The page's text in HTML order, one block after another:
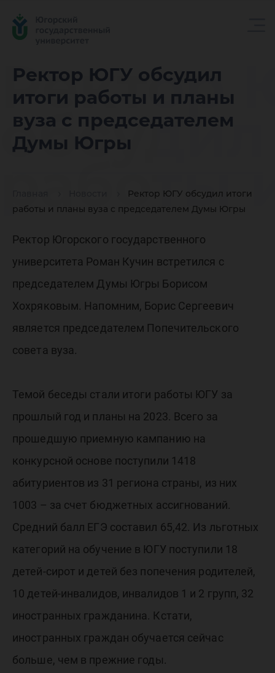
Ректор ЮГУ обсудил
итоги работы и планы
вуза с председателем
Думы Югры
Ректор ЮГУ обсудил итоги
работы и планы вуза с председателем Думы Югры
Ректор
работы
планы
Думы
Ректор Югорского государственного
университета Роман Кучин встретился с
председателем Думы Югры Борисом
Хохряковым. Напомним, Борис Сергеевич
является председателем Попечительского
совета вуза.
Темой беседы стали итоги работы ЮГУ за
прошлый год и планы на 2023. Всего за
прошедшую приемную кампанию на
конкурсной основе поступили 1418
абитуриентов из 31 региона страны, из них
1003 – за счет бюджетных ассигнований.
Средний балл ЕГЭ составил 65,42. Из льготных
категорий на обучение в ЮГУ поступили 18
детей-сирот и детей без попечения родителей,
10 детей-инвалидов, инвалидов 1 и 2 групп, 32
иностранных гражданина. Кстати,
иностранных граждан обучается сейчас
больше, чем в прежние годы.